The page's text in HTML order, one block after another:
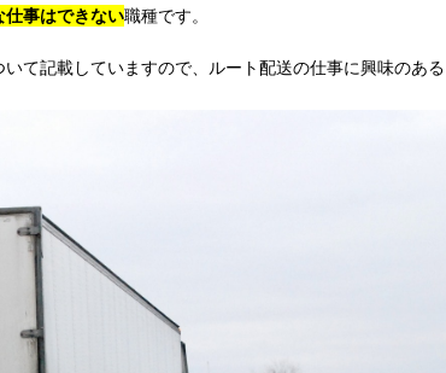
仕事はできない職種です。
て記載していますので、ルート配送の仕事に興味のある